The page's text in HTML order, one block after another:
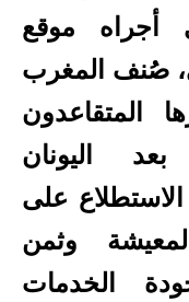
أجراه موقع
صُنف المغرب
المتقاعدون
بعد اليونان
على
وثمن
الخدمات